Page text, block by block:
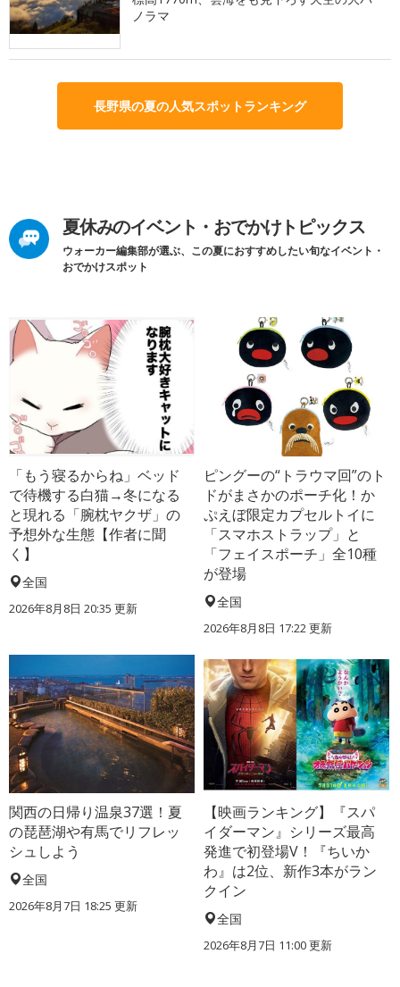
ノラマ
長野県の夏の人気スポットランキング
夏休みのイベント・おでかけトピックス
ウォーカー編集部が選ぶ、この夏におすすめしたい旬なイベント・
おでかけスポット
「もう寝るからね」ベッド
で待機する白猫→冬になる
と現れる「腕枕ヤクザ」の
予想外な生態【作者に聞
く】
全国
2026年8月8日 20:35 更新
ピングーの“トラウマ回”のト
ドがまさかのポーチ化！か
ぷえぼ限定カプセルトイに
「スマホストラップ」と
「フェイスポーチ」全10種
が登場
全国
2026年8月8日 17:22更新
関西の日帰り温泉37選！夏
の琵琶湖や有馬でリフレッ
シュしよう
全国
2026年8月7日 18:25 更新
【映画ランキング】『スパ
イダーマン』シリーズ最高
発進で初登場V！『ちいか
わ』は2位、新作3本がラン
クイン
全国
2026年8月7日 11:00更新